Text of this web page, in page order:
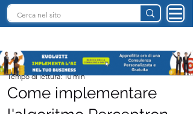
Come implementare
Team I.A. Italia
Tempo di lettura: 10 min